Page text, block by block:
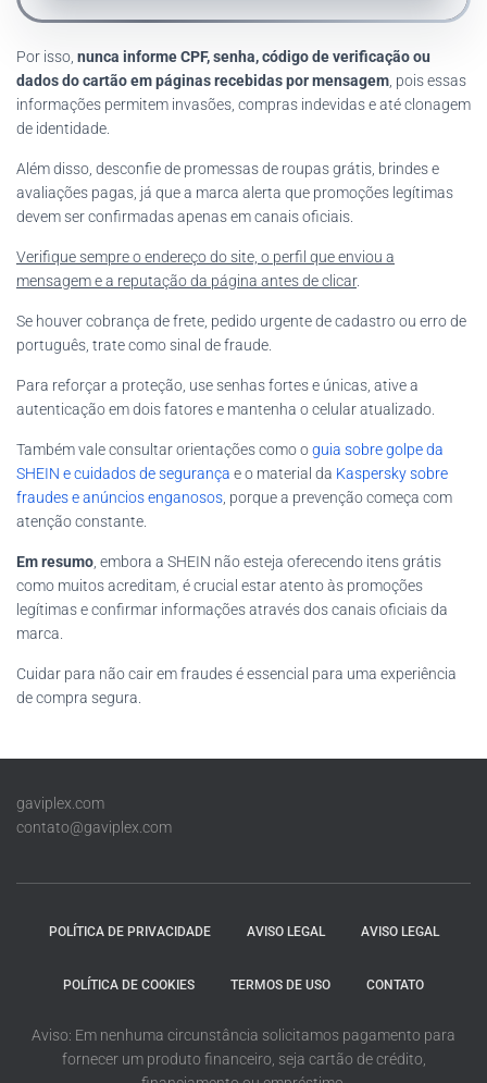
Por isso, nunca informe CPF, senha, código de verificação ou
dados do cartão em páginas recebidas por mensagem , pois essas
informações permitem invasões, compras indevidas e até clonagem
de identidade.
Além disso, desconfie de promessas de roupas grátis, brindes e
avaliações pagas, já que a marca alerta que promoções legítimas
devem ser confirmadas apenas em canais oficiais.
Verifique sempre o endereço do site, o perfil que enviou a
mensagem e a reputação da página antes de clicar.
Se houver cobrança de frete, pedido urgente de cadastro ou erro de
português, trate como sinal de fraude.
Para reforçar a proteção, use senhas fortes e únicas, ative a
autenticação em dois fatores e mantenha o celular atualizado.
Também vale consultar orientações como oguia sobre golpe da
SHEIN e cuidados de segurança e o material da Kaspersky sobre
fraudes e anúncios enganosos , porque a prevenção começa com
atenção constante.
Em resumo , embora a SHEIN não esteja oferecendo itens grátis
como muitos acreditam, é crucial estar atento às promoções
legítimas e confirmar informações através dos canais oficiais da
marca.
Cuidar para não cair em fraudes é essencial para uma experiência
de compra segura.
gaviplex.com
contato@gaviplex.com
POLÍTICA DE PRIVACIDADE AVISO LEGAL AVISO LEGAL
POLÍTICA DE COOKIES TERMOS DE USO CONTATO
Aviso: Em nenhuma circunstância solicitamos pagamento para
fornecer um produto financeiro, seja cartão de crédito,